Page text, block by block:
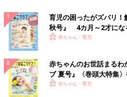
育児の困ったがズバリ
秋号』 4カ月～2才にな
いっぱい！
赤ちゃん・育児
赤ちゃんのお世話まる
ブ 夏号』〈巻頭大特集
く！ おっぱい・ミルク
赤ちゃん・育児